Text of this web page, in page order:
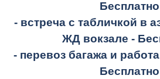
- встреча с табличкой в
ЖД вокзале -
- перевоз багажа и